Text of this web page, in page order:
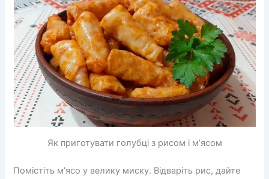
Як приготувати голубці з рисом і м’ясом
Помістіть м’ясо у велику миску. Відваріть рис, дайте